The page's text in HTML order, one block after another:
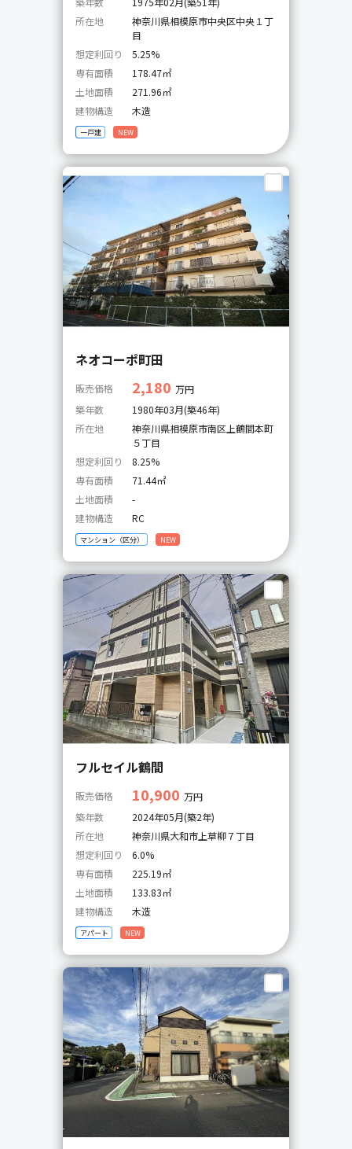
所在地
神奈川県相模原市中央区中央１丁
目
想定利回り
5.25%
専有面積
178.47㎡
土地面積
271.96㎡
建物構造
木造
一戸建 NEW
ネオコーポ町田
販売価格 2,180 万円
築年数
1980年03月(築46年)
所在地
神奈川県相模原市南区上鶴間本町
５丁目
想定利回り
8.25%
専有面積
71.44㎡
土地面積
-
建物構造
RC
マンション（区分） NEW
フルセイル鶴間
販売価格 10,900 万円
築年数
2024年05月(築2年)
所在地
神奈川県大和市上草柳７丁目
想定利回り
6.0%
専有面積
225.19㎡
土地面積
133.83㎡
建物構造
木造
アパート NEW